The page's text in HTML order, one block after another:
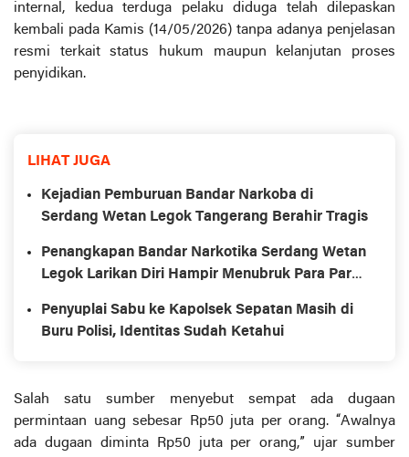
internal, kedua terduga pelaku diduga telah dilepaskan
kembali pada Kamis (14/05/2026) tanpa adanya penjelasan
resmi terkait status hukum maupun kelanjutan proses
penyidikan.
LIHAT JUGA
Kejadian Pemburuan Bandar Narkoba di
Serdang Wetan Legok Tangerang Berahir Tragis
Penangkapan Bandar Narkotika Serdang Wetan
Legok Larikan Diri Hampir Menubruk Para Para
Penyuplai Sabu ke Kapolsek Sepatan Masih di
Buru Polisi, Identitas Sudah Ketahui
Salah satu sumber menyebut sempat ada dugaan
permintaan uang sebesar Rp50 juta per orang. “Awalnya
ada dugaan diminta Rp50 juta per orang,” ujar sumber